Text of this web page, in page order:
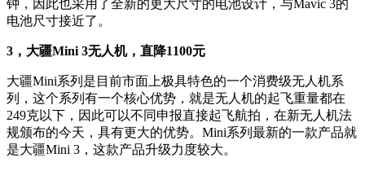
钟，因此也采用了全新的更大尺寸的电池设计，与Mavic 3的
电池尺寸接近了。
3，大疆Mini 3无人机，直降1100元
大疆Mini系列是目前市面上极具特色的一个消费级无人机系
列，这个系列有一个核心优势，就是无人机的起飞重量都在
249克以下，因此可以不同申报直接起飞航拍，在新无人机法
规颁布的今天，具有更大的优势。Mini系列最新的一款产品就
是大疆Mini 3，这款产品升级力度较大。